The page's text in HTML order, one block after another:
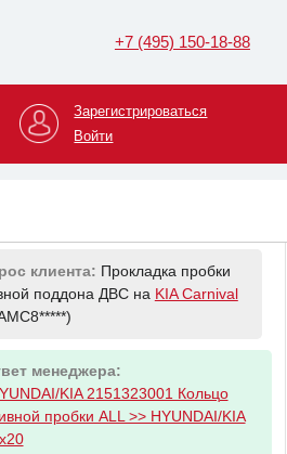
+7 (495) 150-18-88
Зарегистрироваться
Войти
Передние
Tiguan(XW8ZZZ*****)
менеджера:
клиента: Прокладка пробки
поддона ДВС на KIA Carnival
менеджера:
KIA 2151323001 Кольцо
пробки ALL >> HYUNDAI/KIA